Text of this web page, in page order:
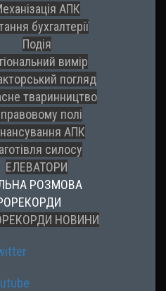
АПК
бухгалтерії
Подія
вимір
погляд
тваринництво
полі
АПК
силосу
ЕЛЕВАТОРИ
РОЗМОВА
НОВИНИ